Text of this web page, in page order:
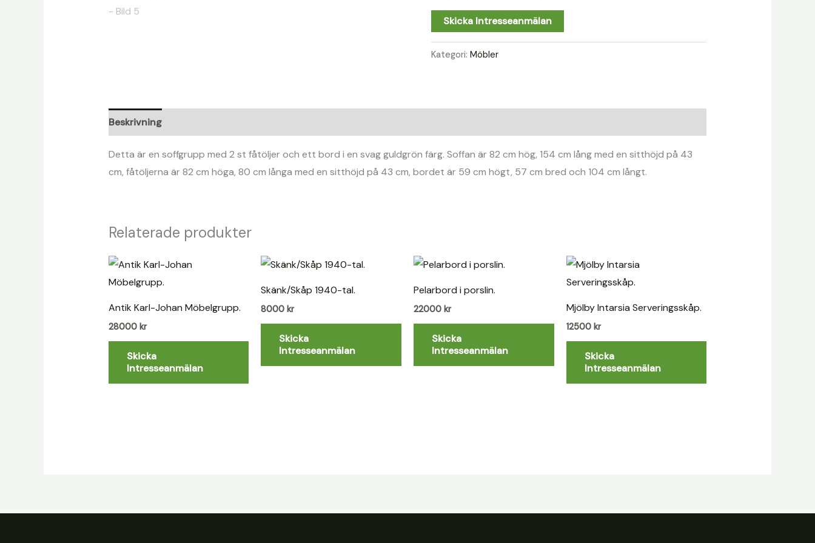
Skicka Intresseanmälan
Kategori:Möbler
Beskrivning
Detta är en soffgrupp med 2 st fåtöljer och ett bord i en svag guldgrön färg. Soffan är 82 cm hög, 154 cm lång med en sitthöjd på 43
cm, fåtöljerna är 82 cm höga, 80 cm långa med en sitthöjd på 43 cm, bordet är 59 cm högt, 57 cm bred och 104 cm långt.
Relaterade produkter
Antik Karl-Johan Möbelgrupp.
28000 kr
Skicka
Intresseanmälan
Skänk/Skåp 1940-tal.
8000kr
Skicka
Intresseanmälan
Pelarbord i porslin.
22000 kr
Skicka
Intresseanmälan
Mjölby Intarsia Serveringsskåp.
12500 kr
Skicka
Intresseanmälan